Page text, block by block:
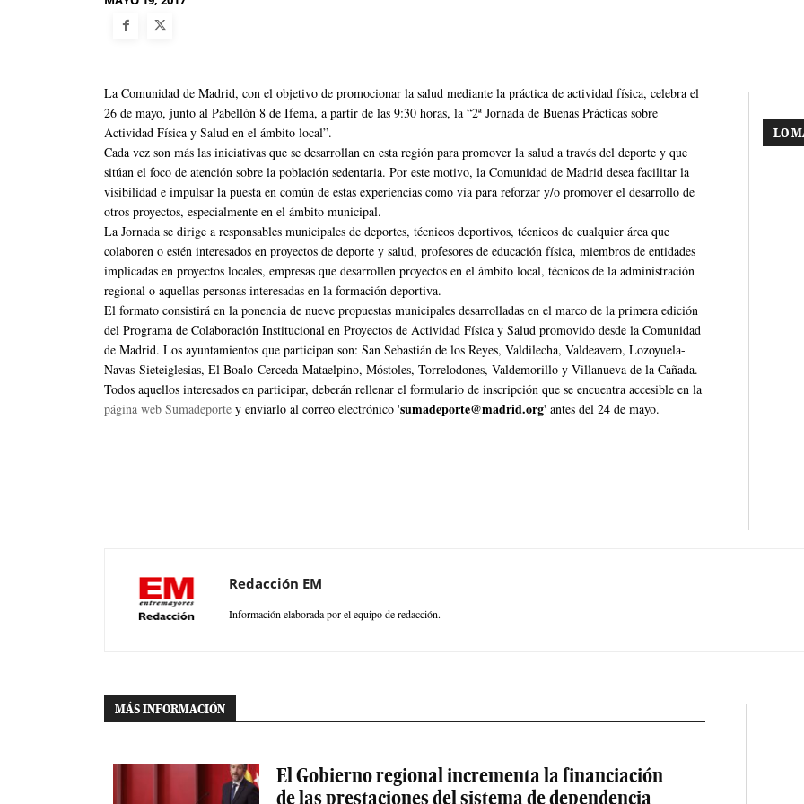
La Comunidad de Madrid, con el objetivo de promocionar la salud mediante la práctica de actividad física, celebra el
26 de mayo, junto al Pabellón 8 de Ifema, a partir de las 9:30 horas, la “2ª Jornada de Buenas Prácticas sobre
Actividad Física y Salud en el ámbito local”.
Cada vez son más las iniciativas que se desarrollan en esta región para promover la salud a través del deporte y que
sitúan el foco de atención sobre la población sedentaria. Por este motivo, la Comunidad de Madrid desea facilitar la
visibilidad e impulsar la puesta en común de estas experiencias como vía para reforzar y/o promover el desarrollo de
otros proyectos, especialmente en el ámbito municipal.
La Jornada se dirige a responsables municipales de deportes, técnicos deportivos, técnicos de cualquier área que
colaboren o estén interesados en proyectos de deporte y salud, profesores de educación física, miembros de entidades
implicadas en proyectos locales, empresas que desarrollen proyectos en el ámbito local, técnicos de la administración
regional o aquellas personas interesadas en la formación deportiva.
El formato consistirá en la ponencia de nueve propuestas municipales desarrolladas en el marco de la primera edición
del Programa de Colaboración Institucional en Proyectos de Actividad Física y Salud promovido desde la Comunidad
de Madrid. Los ayuntamientos que participan son: San Sebastián de los Reyes, Valdilecha, Valdeavero, Lozoyuela-
Navas-Sieteiglesias, El Boalo-Cerceda-Mataelpino, Móstoles, Torrelodones, Valdemorillo y Villanueva de la Cañada.
Todos aquellos interesados en participar, deberán rellenar el formulario de inscripción que se encuentra accesible en la
página web Sumadeporte y enviarlo al correo electrónico 'sumadeporte@madrid.org' antes del 24 de mayo.
LO
Redacción EM
Información elaborada por el equipo de redacción.
MÁS INFORMACIÓN
El Gobierno regional incrementa la financiación
de las prestaciones del sistema de dependencia